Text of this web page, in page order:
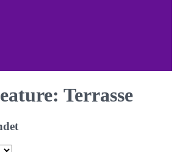
Terrasse